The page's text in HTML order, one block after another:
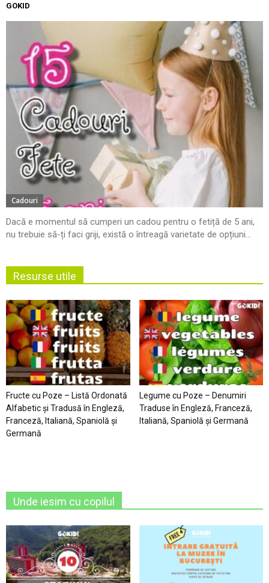
GOKID
Cadouri
Dacă e momentul să cumperi un cadou pentru o fetiță de 5 ani,
nu trebuie să-ți faci griji, există o întreagă varietate de opțiuni...
Resurse utile
Fructe cu Poze – Listă Ordonată
Alfabetic şi Tradusă în Engleză,
Franceză, Italiană, Spaniolă şi
Germană
Legume cu Poze – Denumiri
Traduse în Engleză, Franceză,
Italiană, Spaniolă şi Germană
Unde iesim cu copilul